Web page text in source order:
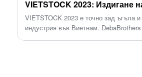
свине в свиневъдната индустрия.
VIETSTOCK 2023 е точно зад ъгъла
индустрия във Виетнам.